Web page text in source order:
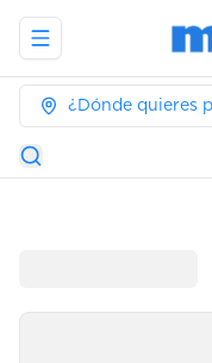
Abrir menu de
¿Dónde quieres